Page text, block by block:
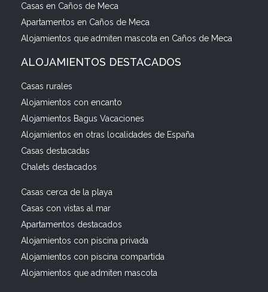
Casas en Caños de Meca
Apartamentos en Caños de Meca
Alojamientos que admiten mascota en Caños de Meca
ALOJAMIENTOS DESTACADOS
Casas rurales
Alojamientos con encanto
Alojamientos Bagus Vacaciones
Alojamientos en otras localidades de España
Casas destacadas
Chalets destacados
Casas cerca de la playa
Casas con vistas al mar
Apartamentos destacados
Alojamientos con piscina privada
Alojamientos con piscina compartida
Alojamientos que admiten mascota